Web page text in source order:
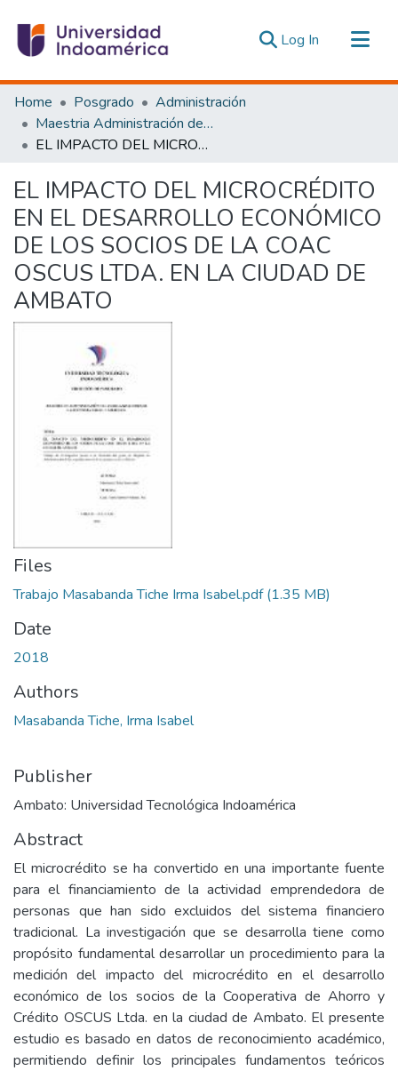
Log In (current)
Communities & Collections
All of DSpace
Statistics
Home Posgrado
Administración
Maestria Administración de las Organizaciones de la Economía Social y Solidaria
EL IMPACTO DEL MICROCRÉDITO EN EL DESARROLLO ECONÓMICO DE LOS SOCIOS DE LA COAC OSCUS LTDA. EN LA CIUDAD DE AMBATO
EL IMPACTO DEL MICROCRÉDITO
EN EL DESARROLLO ECONÓMICO
DE LOS SOCIOS DE LA COAC
OSCUS LTDA. EN LA CIUDAD DE
AMBATO
Files
Trabajo Masabanda Tiche Irma Isabel.pdf(1.35 MB)
Date
2018
Authors
Masabanda Tiche, Irma Isabel
Publisher
Ambato: Universidad Tecnológica Indoamérica
Abstract
El microcrédito se ha convertido en una importante fuente
para el financiamiento de la actividad emprendedora de
personas que han sido excluidos del sistema financiero
tradicional. La investigación que se desarrolla tiene como
propósito fundamental desarrollar un procedimiento para la
medición del impacto del microcrédito en el desarrollo
económico de los socios de la Cooperativa de Ahorro y
Crédito OSCUS Ltda. en la ciudad de Ambato. El presente
estudio es basado en datos de reconocimiento académico,
permitiendo definir los principales fundamentos teóricos